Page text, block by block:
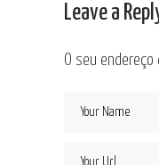
Leave a
O seu endereço